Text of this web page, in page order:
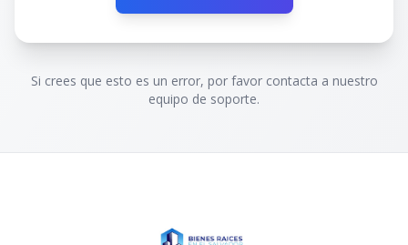
Si crees que esto es un error, por favor contacta a nuestro
equipo de soporte.